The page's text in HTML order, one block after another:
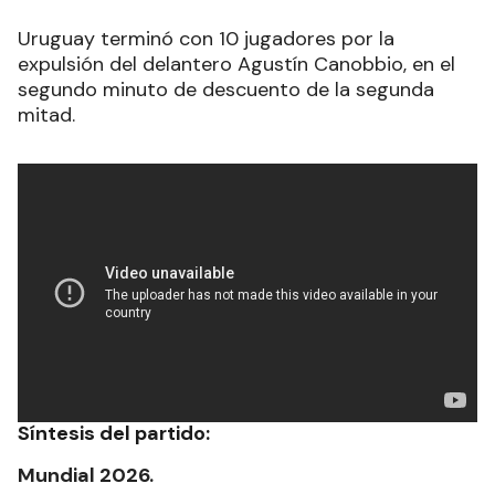
Uruguay terminó con 10 jugadores por la
expulsión del delantero Agustín Canobbio, en el
segundo minuto de descuento de la segunda
mitad.
Síntesis del partido:
Mundial 2026.